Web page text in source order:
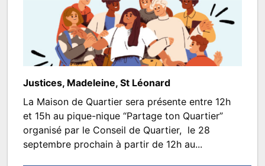
Justices, Madeleine, St Léonard
Partage
ton
quartier
La Maison de Quartier sera présente entre 12h
et 15h au pique-nique “Partage ton Quartier”
organisé par le Conseil de Quartier, le 28
septembre prochain à partir de 12h au...